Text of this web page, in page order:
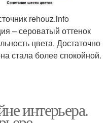
rehouz.info
– сероватый оттенок
цвета. Достаточно
стала более спокойной.
интерьера.